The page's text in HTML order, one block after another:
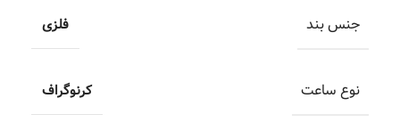
جنس بند فلزی
نوع ساعت کرنوگراف